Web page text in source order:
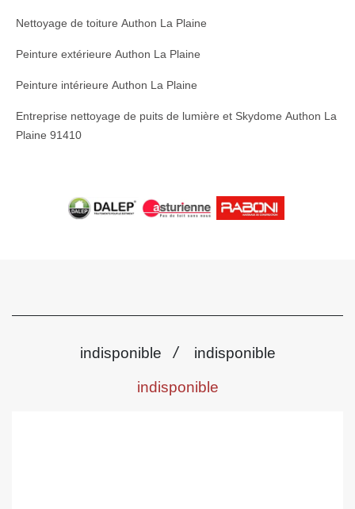
Nettoyage de toiture Authon La Plaine
Peinture extérieure Authon La Plaine
Peinture intérieure Authon La Plaine
Entreprise nettoyage de puits de lumière et Skydome Authon La
Plaine 91410
indisponible / indisponible
indisponible